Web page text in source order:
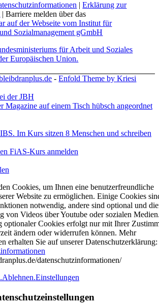
|Erklärung zur
| Barriere melden über das
auf der Webseite vom Institut für
Sozialmanagement gGmbH
-Enfold Theme by Kriesi
der JBH
FiAS-Kurs anmelden
Cookies, um Ihnen eine benutzerfreundliche
Website zu ermöglichen. Einige Cookies
notwendig, andere sind optional und
von Videos über Youtube oder sozialen
optionaler Cookies erfolgt nur mit Ihrer
ändern oder widerrufen können. Mehr
erhalten Sie auf unserer Datenschutzerklärung:
datenschutzinformationen/
Ablehnen.Einstellungen